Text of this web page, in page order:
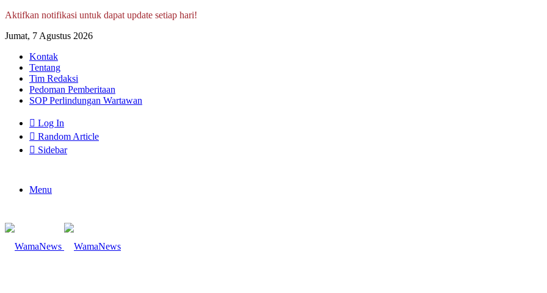
Aktifkan notifikasi untuk dapat update setiap hari!
Jumat, 7 Agustus 2026
Kontak
Tentang
Tim Redaksi
Pedoman Pemberitaan
SOP Perlindungan Wartawan
Log In
Random Article
Sidebar
Menu